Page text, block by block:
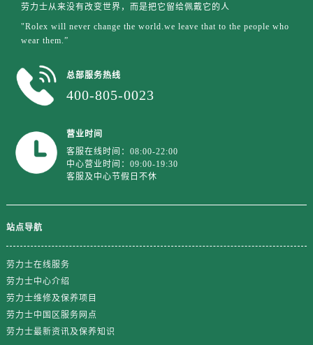
劳力士从来没有改变世界，而是把它留给佩戴它的人
"Rolex will never change the world.we leave that to the people who
wear them.”
总部服务热线
400-805-0023
营业时间
客服在线时间：08:00-22:00
中心营业时间：09:00-19:30
客服及中心节假日不休
站点导航
劳力士在线服务
劳力士中心介绍
劳力士维修及保养项目
劳力士中国区服务网点
劳力士最新资讯及保养知识